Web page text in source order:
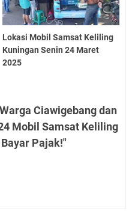
Lokasi Mobil Samsat Keliling
Kuningan Senin 24 Maret
2025
Ciawigebang dan
Mobil Samsat Keliling
Pajak!"